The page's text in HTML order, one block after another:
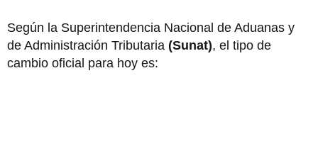
Según la Superintendencia Nacional de Aduanas y
de Administración Tributaria (Sunat), el tipo de
cambio oficial para hoy es: